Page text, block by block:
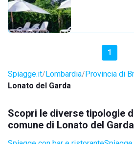
1
Spiagge.it Lombardia Provincia di
Lonato del Garda
Scopri le diverse tipologie
comune di Lonato del Garda